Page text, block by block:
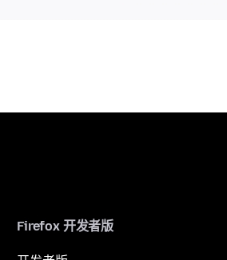
Firefox 开发者版